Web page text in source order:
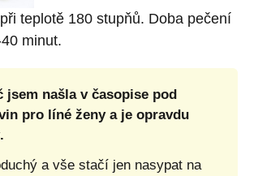
teplotě 180 stupňů. Doba pečení
minut.
jsem našla v časopise pod
pro líné ženy a je opravdu
a vše stačí jen nasypat na